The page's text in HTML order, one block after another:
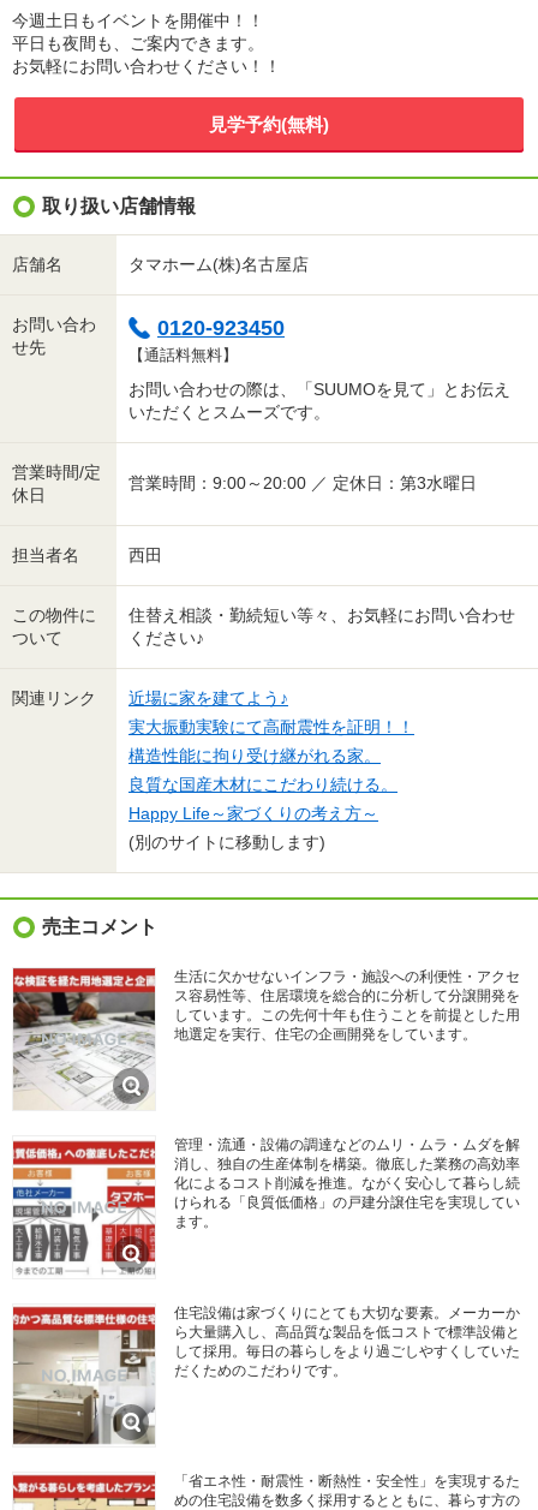
今週土日もイベントを開催中！！
平日も夜間も、ご案内できます。
お気軽にお問い合わせください！！
見学予約(無料)
取り扱い店舗情報
店舗名 タマホーム(株)名古屋店
お問い合わ
せ先
0120-923450
【通話料無料】
お問い合わせの際は、「SUUMOを見て」とお伝え
いただくとスムーズです。
営業時間/定
休日
営業時間：9:00～20:00 ／ 定休日：第3水曜日
担当者名 西田
この物件に
ついて
住替え相談・勤続短い等々、お気軽にお問い合わせ
ください♪
関連リンク
近場に家を建てよう♪
実大振動実験にて高耐震性を証明！！
構造性能に拘り受け継がれる家。
良質な国産木材にこだわり続ける。
Happy Life～家づくりの考え方～
(別のサイトに移動します)
売主コメント
生活に欠かせないインフラ・施設への利便性・アクセ
ス容易性等、住居環境を総合的に分析して分譲開発を
しています。この先何十年も住うことを前提とした用
地選定を実行、住宅の企画開発をしています。
管理・流通・設備の調達などのムリ・ムラ・ムダを解
消し、独自の生産体制を構築。徹底した業務の高効率
化によるコスト削減を推進。ながく安心して暮らし続
けられる「良質低価格」の戸建分譲住宅を実現してい
ます。
住宅設備は家づくりにとても大切な要素。メーカーか
ら大量購入し、高品質な製品を低コストで標準設備と
して採用。毎日の暮らしをより過ごしやすくしていた
だくためのこだわりです。
「省エネ性・耐震性・断熱性・安全性」を実現するた
めの住宅設備を数多く採用するとともに、暮らす方の